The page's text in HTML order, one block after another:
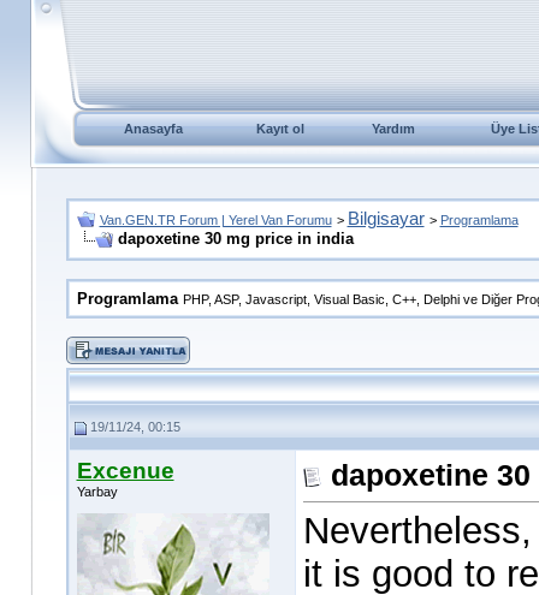
Anasayfa Kayıt ol Yardım Üye
Van.GEN.TR Forum | Yerel Van Forumu > Bilgisayar > Programlama
dapoxetine 30 mg price in india
Programlama PHP, ASP, Javascript, Visual Basic, C++, Delphi ve Diğer
19/11/24, 00:15
Excenue
Yarbay dapoxetine
it is good to